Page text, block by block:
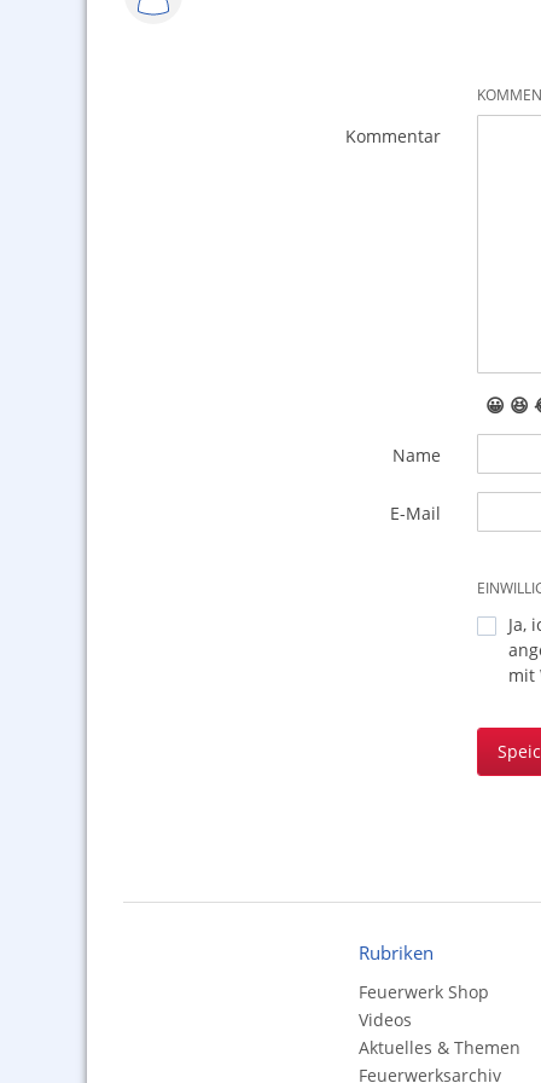
Kommentar
😀 😆
Name
E-Mail
Ja,
mit
Rubriken
Feuerwerk Shop
Videos
Aktuelles & Themen
Feuerwerksarchiv